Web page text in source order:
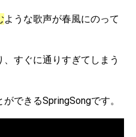
ような歌声が春風にのって
すぐに通りすぎてしまう
ができるSpringSongです。